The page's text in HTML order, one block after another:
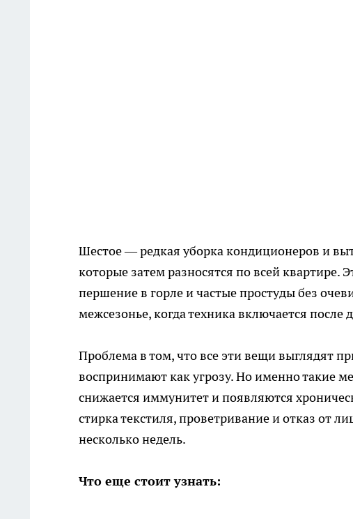
Шестое — редкая уборка кондиционеров и
которые затем разносятся по всей квартире.
першение в горле и частые простуды без
межсезонье, когда техника включается после
Проблема в том, что все эти вещи выглядят
воспринимают как угрозу. Но именно такие
снижается иммунитет и появляются
стирка текстиля, проветривание и отказ от
несколько недель.
Что еще стоит узнать: